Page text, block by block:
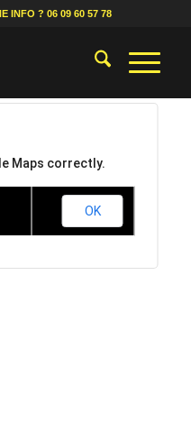
INFO ?06 09 60 57 78
Maps correctly.
OK